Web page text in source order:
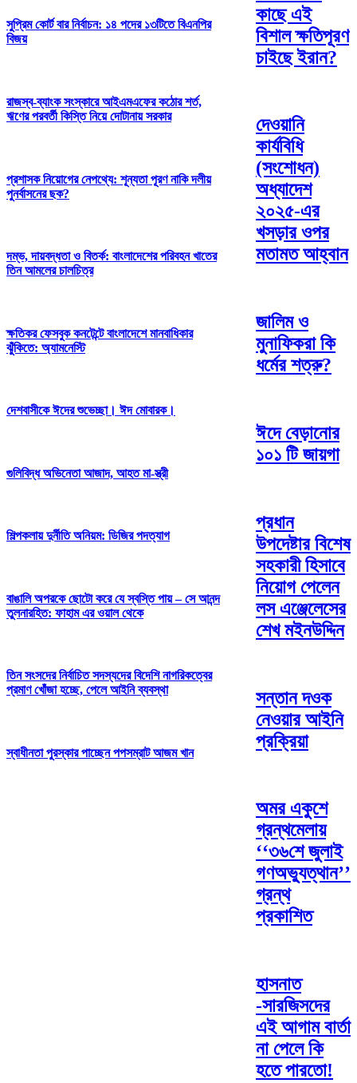
সুপ্রিম কোর্ট বার নির্বাচন: ১৪ পদের ১৩টিতে বিএনপির
বিজয়
রাজস্ব-ব্যাংক সংস্কারে আইএমএফের কঠোর শর্ত,
ঋণের পরবর্তী কিস্তি নিয়ে দোটানায় সরকার
প্রশাসক নিয়োগের নেপথ্যে: শূন্যতা পূরণ নাকি দলীয়
পুনর্বাসনের ছক?
দম্ভ, দায়বদ্ধতা ও বিতর্ক: বাংলাদেশের পরিবহন খাতের
তিন আমলের চালচিত্র
ক্ষতিকর ফেসবুক কনটেন্টে বাংলাদেশে মানবাধিকার
ঝুঁকিতে: অ্যামনেস্টি
দেশবাসীকে ঈদের শুভেচ্ছা। ঈদ মোবারক।
গুলিবিদ্ধ অভিনেতা আজাদ, আহত মা-স্ত্রী
শিল্পকলায় দুর্নীতি অনিয়ম: ডিজির পদত্যাগ
বাঙালি অপরকে ছোটো করে যে স্বস্তি পায় – সে আনন্দ
তুলনারহিত: ফাহাম এর ওয়াল থেকে
তিন সংসদের নির্বাচিত সদস্যদের বিদেশি নাগরিকত্বের
প্রমাণ খোঁজা হচ্ছে, পেলে আইনি ব্যবস্থা
স্বাধীনতা পুরস্কার পাচ্ছেন পপসম্রাট আজম খান
কাছে এই
বিশাল ক্ষতিপূরণ
চাইছে ইরান?
দেওয়ানি
কার্যবিধি
(সংশোধন)
অধ্যাদেশ
২০২৫-এর
খসড়ার ওপর
মতামত আহ্বান
জালিম ও
মুনাফিকরা কি
ধর্মের শত্রু?
ঈদে বেড়ানোর
১০১ টি জায়গা
প্রধান
উপদেষ্টার বিশেষ
সহকারী হিসাবে
নিয়োগ পেলেন
লস এঞ্জেলেসের
শেখ মইনউদ্দিন
সন্তান দওক
নেওয়ার আইনি
প্রক্রিয়া
অমর একুশে
গ্রন্থমেলায়
‘‘৩৬শে জুলাই
গণঅভ্যুত্থান’’
গ্রন্থ
প্রকাশিত
হাসনাত
-সারজিসদের
এই আগাম বার্তা
না পেলে কি
হতে পারতো!